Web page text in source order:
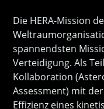
Die HERA-Mission
spannendsten
Verteidigung. Als
Kollaboration
Assessment) mit
Effizienz eines